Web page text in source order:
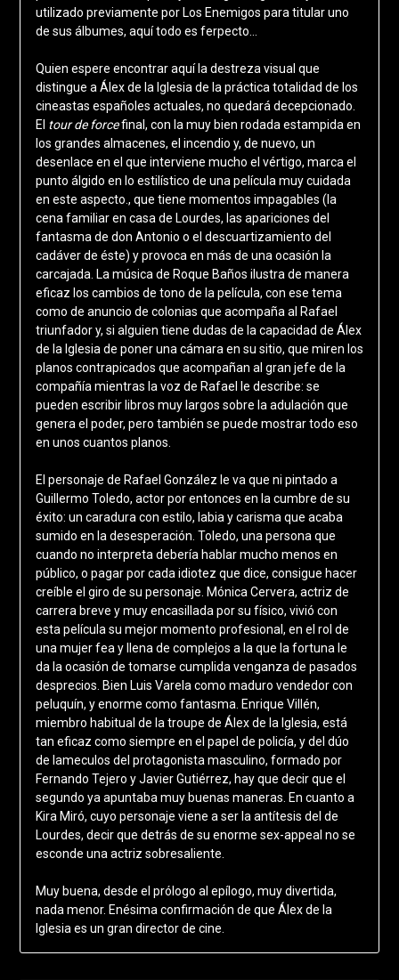
utilizado previamente por Los Enemigos para titular uno
de sus álbumes, aquí todo es ferpecto…
Quien espere encontrar aquí la destreza visual que
distingue a Álex de la Iglesia de la práctica totalidad de los
cineastas españoles actuales, no quedará decepcionado.
El tour de forcefinal, con la muy bien rodada estampida en
los grandes almacenes, el incendio y, de nuevo, un
desenlace en el que interviene mucho el vértigo, marca el
punto álgido en lo estilístico de una película muy cuidada
en este aspecto., que tiene momentos impagables (la
cena familiar en casa de Lourdes, las apariciones del
fantasma de don Antonio o el descuartizamiento del
cadáver de éste) y provoca en más de una ocasión la
carcajada. La música de Roque Baños ilustra de manera
eficaz los cambios de tono de la película, con ese tema
como de anuncio de colonias que acompaña al Rafael
triunfador y, si alguien tiene dudas de la capacidad de Álex
de la Iglesia de poner una cámara en su sitio, que miren los
planos contrapicados que acompañan al gran jefe de la
compañía mientras la voz de Rafael le describe: se
pueden escribir libros muy largos sobre la adulación que
genera el poder, pero también se puede mostrar todo eso
en unos cuantos planos.
El personaje de Rafael González le va que ni pintado a
Guillermo Toledo, actor por entonces en la cumbre de su
éxito: un caradura con estilo, labia y carisma que acaba
sumido en la desesperación. Toledo, una persona que
cuando no interpreta debería hablar mucho menos en
público, o pagar por cada idiotez que dice, consigue hacer
creíble el giro de su personaje. Mónica Cervera, actriz de
carrera breve y muy encasillada por su físico, vivió con
esta película su mejor momento profesional, en el rol de
una mujer fea y llena de complejos a la que la fortuna le
da la ocasión de tomarse cumplida venganza de pasados
desprecios. Bien Luis Varela como maduro vendedor con
peluquín, y enorme como fantasma. Enrique Villén,
miembro habitual de la troupe de Álex de la Iglesia, está
tan eficaz como siempre en el papel de policía, y del dúo
de lameculos del protagonista masculino, formado por
Fernando Tejero y Javier Gutiérrez, hay que decir que el
segundo ya apuntaba muy buenas maneras. En cuanto a
Kira Miró, cuyo personaje viene a ser la antítesis del de
Lourdes, decir que detrás de su enorme sex-appeal no se
esconde una actriz sobresaliente.
Muy buena, desde el prólogo al epílogo, muy divertida,
nada menor. Enésima confirmación de que Álex de la
Iglesia es un gran director de cine.